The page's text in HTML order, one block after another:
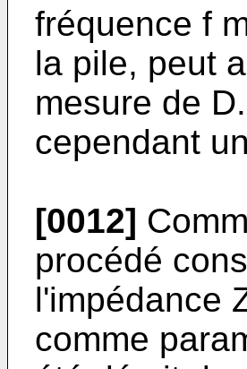
fréquence f
la pile, peut
mesure de
cependant
[0012]
procédé
l'impédance
comme